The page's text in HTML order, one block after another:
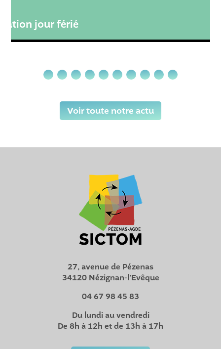
jour férié
Voir toute notre actu
27, avenue de Pézenas
34120 Nézignan-l’Evêque
04 67 98 45 83
Du lundi au vendredi
De 8h à 12h et de 13h à 17h